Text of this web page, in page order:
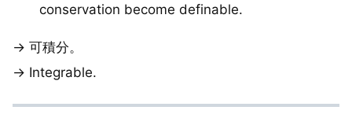
conservation become definable.
→ 可積分。
→ Integrable.